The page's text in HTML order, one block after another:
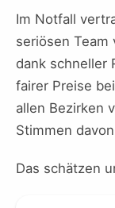
Im Notfall
seriösen Team
dank schneller
fairer Preise
allen Bezirken
Stimmen
Das schätzen